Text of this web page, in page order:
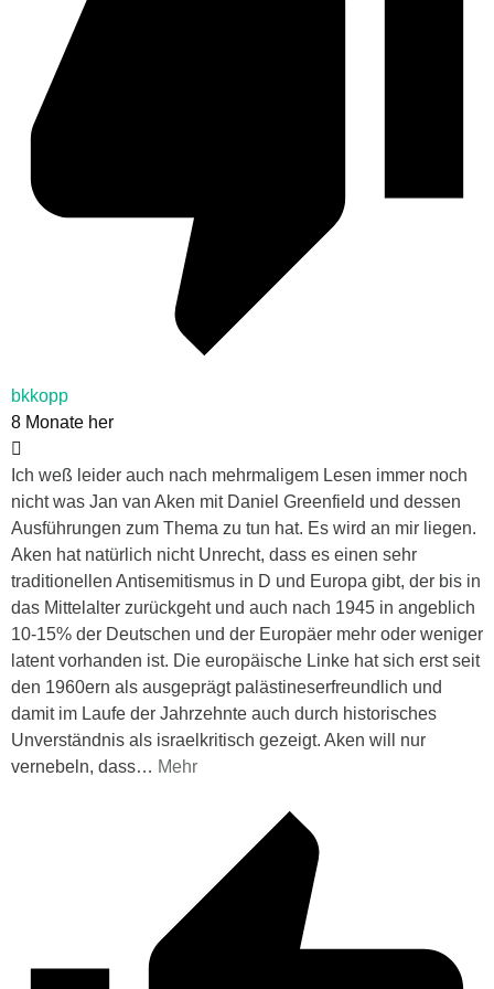
bkkopp
8 Monate her
Ich weß leider auch nach mehrmaligem Lesen immer noch
nicht was Jan van Aken mit Daniel Greenfield und dessen
Ausführungen zum Thema zu tun hat. Es wird an mir liegen.
Aken hat natürlich nicht Unrecht, dass es einen sehr
traditionellen Antisemitismus in D und Europa gibt, der bis in
das Mittelalter zurückgeht und auch nach 1945 in angeblich
10-15% der Deutschen und der Europäer mehr oder weniger
latent vorhanden ist. Die europäische Linke hat sich erst seit
den 1960ern als ausgeprägt palästineserfreundlich und
damit im Laufe der Jahrzehnte auch durch historisches
Unverständnis als israelkritisch gezeigt. Aken will nur
vernebeln, dass… Mehr